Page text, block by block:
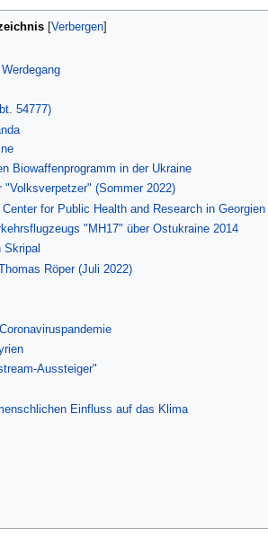
54777)
Biowaffenprogramm in der Ukraine
"Volksverpetzer" (Sommer 2022)
for Public Health and Research in Georgien
"MH17" über Ostukraine 2014
Skripal
Röper (Juli 2022)
Aussteiger"
Einfluss auf das Klima